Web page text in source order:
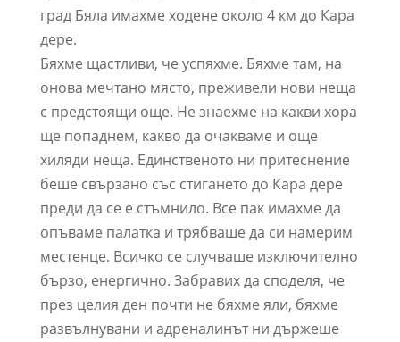
град Бяла имахме ходене около 4 км до Кара
дере.
Бяхме щастливи, че успяхме. Бяхме там, на
онова мечтано място, преживели нови неща
с предстоящи още. Не знаехме на какви хора
ще попаднем, какво да очакваме и още
хиляди неща. Единственото ни притеснение
беше свързано със стигането до Кара дере
преди да се е стъмнило. Все пак имахме да
опъваме палатка и трябваше да си намерим
местенце. Всичко се случваше изключително
бързо, енергично. Забравих да споделя, че
през целия ден почти не бяхме яли, бяхме
развълнувани и адреналинът ни държеше